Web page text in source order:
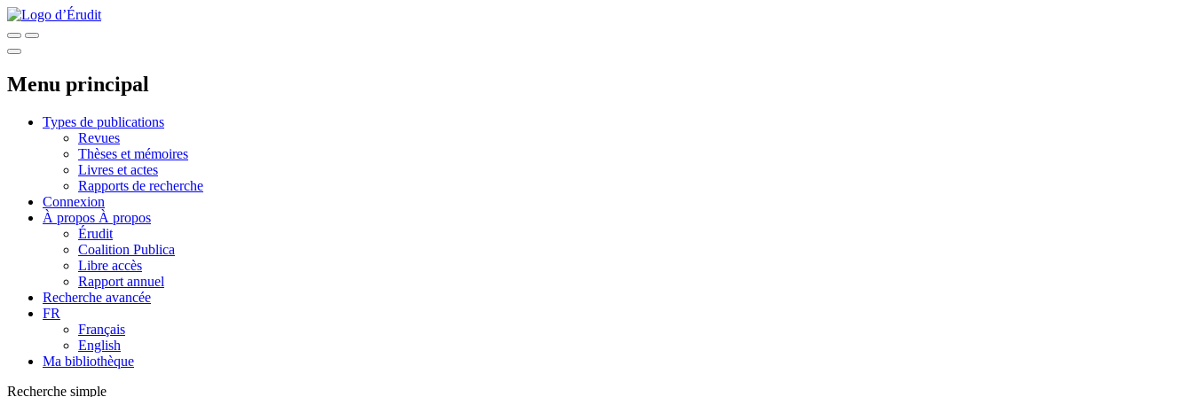
Menu principal
Types de publications
Revues
Thèses et mémoires
Livres et actes
Rapports de recherche
Connexion
À propos À propos
Érudit
Coalition Publica
Libre accès
Rapport annuel
Recherche avancée
FR
Français
English
Ma bibliothèque
Recherche simple